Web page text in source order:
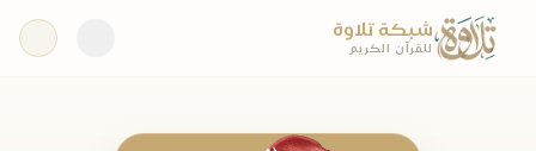
شبكة تلاوة
للقرآن الكريم